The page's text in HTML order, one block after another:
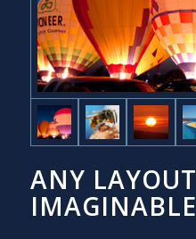
ANY LAYOUT
IMAGINABLE